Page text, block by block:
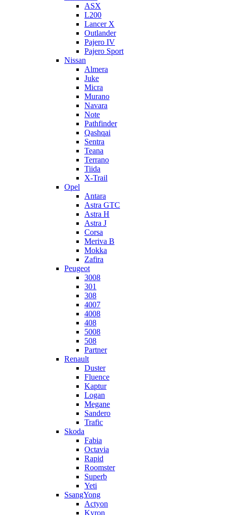
ASX
L200
Lancer X
Outlander
Pajero IV
Pajero Sport
Nissan
Almera
Juke
Micra
Murano
Navara
Note
Pathfinder
Qashqai
Sentra
Teana
Terrano
Tiida
X-Trail
Opel
Antara
Astra GTC
Astra H
Astra J
Corsa
Meriva B
Mokka
Zafira
Peugeot
3008
301
308
4007
4008
408
5008
508
Partner
Renault
Duster
Fluence
Kaptur
Logan
Megane
Sandero
Trafic
Skoda
Fabia
Octavia
Rapid
Roomster
Superb
Yeti
SsangYong
Actyon
Kyron